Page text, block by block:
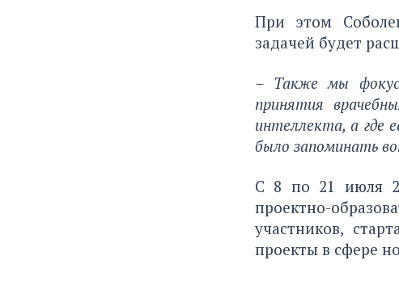
При этом
задачей будет
– Также мы
принятия
интеллекта, а где
было запоминать
С 8 по 21 июля
проектно-
участников,
проекты в сфере